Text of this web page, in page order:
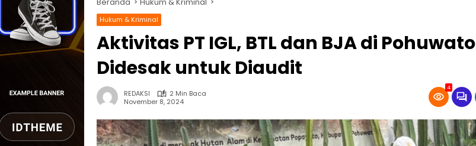
Hukum & Kriminal
Aktivitas PT IGL, BTL dan BJA di Pohuwato
Didesak untuk Diaudit
REDAKSI
2 Min Baca
November 8, 2024
4